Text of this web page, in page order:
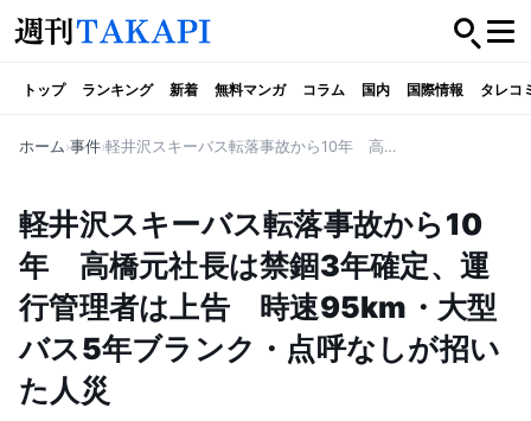
トップ ランキング 新着 無料マンガ コラム 国内 国際情報 タレコ
ホーム 事件 軽井沢スキーバス転落事故から10年 高橋元社長は禁錮3年確定、運行管理者は上告 時速95km・大型バス5年ブランク・点呼なしが招いた人災
軽井沢スキーバス転落事故から10
年 高橋元社長は禁錮3年確定、運
行管理者は上告 時速95km・大型
バス5年ブランク・点呼なしが招い
た人災